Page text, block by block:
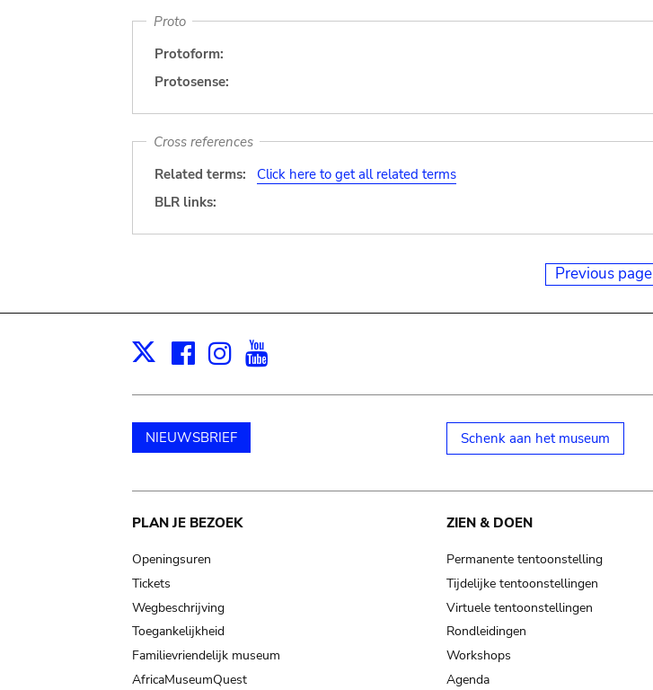
Proto
Protoform:
Protosense:
Cross references
Related terms:
Click here to get all related terms
BLR links:
Previous page
X Facebook
Instagram
NIEUWSBRIEF Schenk aan het museum
Main
navigation
PLAN JE BEZOEK
Openingsuren
Tickets
Wegbeschrijving
Toegankelijkheid
Familievriendelijk museum
AfricaMuseumQuest
ZIEN & DOEN
Permanente tentoonstelling
Tijdelijke tentoonstellingen
Virtuele tentoonstellingen
Rondleidingen
Workshops
Agenda